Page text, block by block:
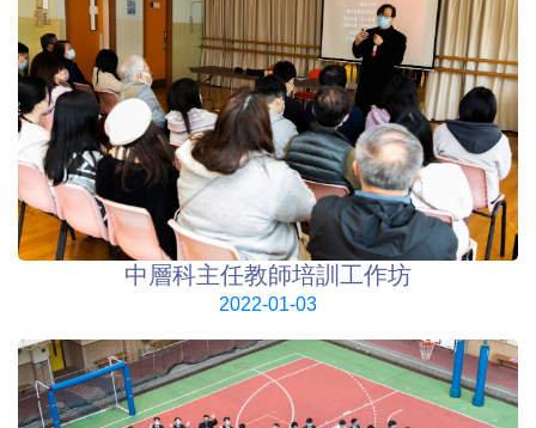
中層科主任教師培訓工作坊
2022-01-03